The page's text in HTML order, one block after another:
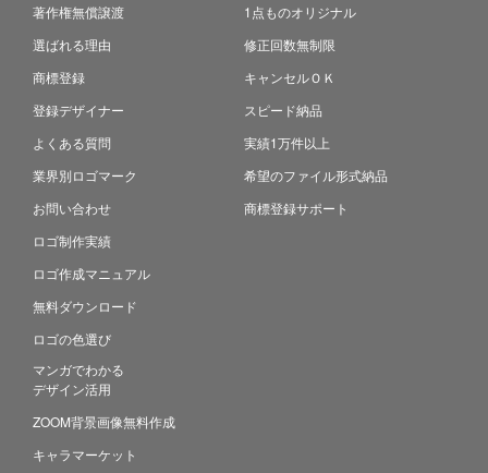
著作権無償譲渡
選ばれる理由
商標登録
登録デザイナー
よくある質問
業界別ロゴマーク
お問い合わせ
ロゴ制作実績
ロゴ作成マニュアル
無料ダウンロード
ロゴの色選び
マンガでわかる
デザイン活用
ZOOM背景画像無料作成
キャラマーケット
1点ものオリジナル
修正回数無制限
キャンセルＯＫ
スピード納品
実績1万件以上
希望のファイル形式納品
商標登録サポート